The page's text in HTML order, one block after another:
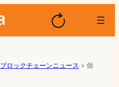
ブロックチェーンニュース » 個